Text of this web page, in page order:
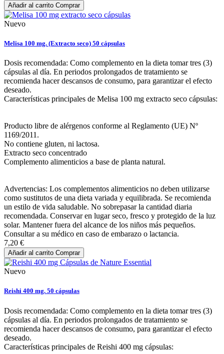
Añadir al carrito Comprar
Nuevo
Melisa 100 mg. (Extracto seco) 50 cápsulas
Dosis recomendada: Como complemento en la dieta tomar tres (3)
cápsulas al día. En periodos prolongados de tratamiento se
recomienda hacer descansos de consumo, para garantizar el efecto
deseado.
Características principales de Melisa 100 mg extracto seco cápsulas:
Producto libre de alérgenos conforme al Reglamento (UE) Nº
1169/2011.
No contiene gluten, ni lactosa.
Extracto seco concentrado
Complemento alimenticios a base de planta natural.
Advertencias: Los complementos alimenticios no deben utilizarse
como sustitutos de una dieta variada y equilibrada. Se recomienda
un estilo de vida saludable. No sobrepasar la cantidad diaria
recomendada. Conservar en lugar seco, fresco y protegido de la luz
solar. Mantener fuera del alcance de los niños más pequeños.
Consultar a su médico en caso de embarazo o lactancia.
7,20 €
Añadir al carrito Comprar
Nuevo
Reishi 400 mg. 50 cápsulas
Dosis recomendada: Como complemento en la dieta tomar tres (3)
cápsulas al día. En periodos prolongados de tratamiento se
recomienda hacer descansos de consumo, para garantizar el efecto
deseado.
Características principales de Reishi 400 mg cápsulas: